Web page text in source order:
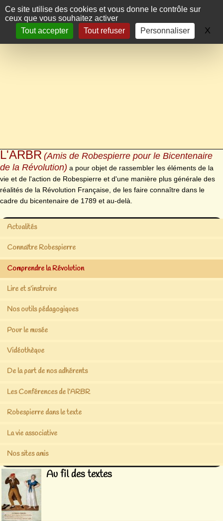
Panneau de gestion des cookies
Ce site utilise des cookies et vous donne le contrôle sur
ceux que vous souhaitez activer
Tout accepter
Tout refuser Personnaliser X
L'ARBR (Amis de Robespierre pour le Bicentenaire
de la Révolution) a pour objet de rassembler les éléments de la
vie et de l'action de Robespierre et d'une manière plus générale des
réalités de la Révolution Française, de les faire connaître dans le
cadre du bicentenaire de 1789 et au-delà.
Actualités
Connaître Robespierre
Comprendre la Révolution
Lire et s’instruire
Nos outils pédagogiques
Pour le musée
Vidéothèque
De la part de nos adhérents
Les Conférences de l’ARBR
Robespierre dans le texte
La vie associative
Nos sites amis
Au fil des textes